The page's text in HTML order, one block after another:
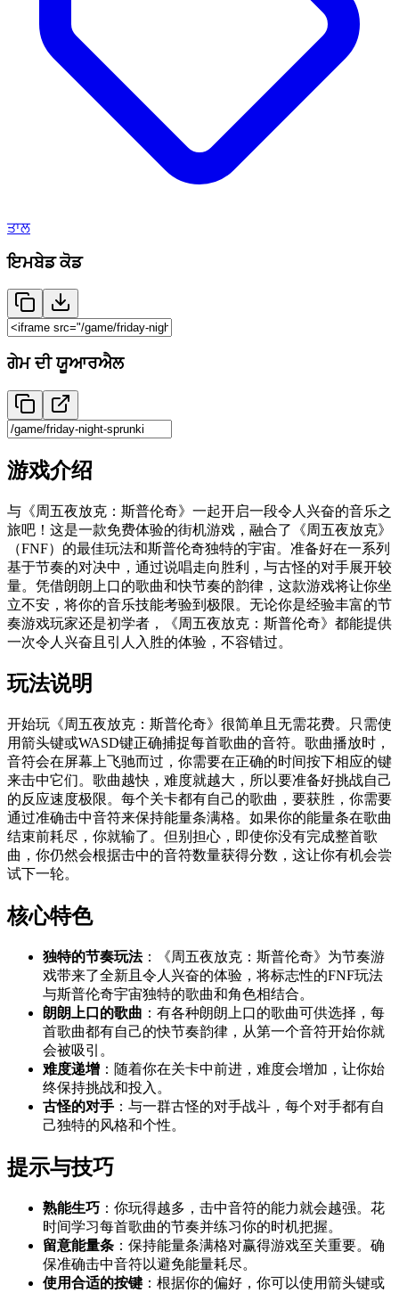
ਤਾਲ
ਇਮਬੇਡ ਕੋਡ
ਗੇਮ ਦੀ ਯੂਆਰਐਲ
游戏介绍
与《周五夜放克：斯普伦奇》一起开启一段令人兴奋的音乐之
旅吧！这是一款免费体验的街机游戏，融合了《周五夜放克》
（FNF）的最佳玩法和斯普伦奇独特的宇宙。准备好在一系列
基于节奏的对决中，通过说唱走向胜利，与古怪的对手展开较
量。凭借朗朗上口的歌曲和快节奏的韵律，这款游戏将让你坐
立不安，将你的音乐技能考验到极限。无论你是经验丰富的节
奏游戏玩家还是初学者，《周五夜放克：斯普伦奇》都能提供
一次令人兴奋且引人入胜的体验，不容错过。
玩法说明
开始玩《周五夜放克：斯普伦奇》很简单且无需花费。只需使
用箭头键或WASD键正确捕捉每首歌曲的音符。歌曲播放时，
音符会在屏幕上飞驰而过，你需要在正确的时间按下相应的键
来击中它们。歌曲越快，难度就越大，所以要准备好挑战自己
的反应速度极限。每个关卡都有自己的歌曲，要获胜，你需要
通过准确击中音符来保持能量条满格。如果你的能量条在歌曲
结束前耗尽，你就输了。但别担心，即使你没有完成整首歌
曲，你仍然会根据击中的音符数量获得分数，这让你有机会尝
试下一轮。
核心特色
独特的节奏玩法：《周五夜放克：斯普伦奇》为节奏游
戏带来了全新且令人兴奋的体验，将标志性的FNF玩法
与斯普伦奇宇宙独特的歌曲和角色相结合。
朗朗上口的歌曲 ：有各种朗朗上口的歌曲可供选择，每
首歌曲都有自己的快节奏韵律，从第一个音符开始你就
会被吸引。
难度递增 ：随着你在关卡中前进，难度会增加，让你始
终保持挑战和投入。
古怪的对手 ：与一群古怪的对手战斗，每个对手都有自
己独特的风格和个性。
提示与技巧
熟能生巧 ：你玩得越多，击中音符的能力就会越强。花
时间学习每首歌曲的节奏并练习你的时机把握。
留意能量条 ：保持能量条满格对赢得游戏至关重要。确
保准确击中音符以避免能量耗尽。
使用合适的按键 ：根据你的偏好，你可以使用箭头键或